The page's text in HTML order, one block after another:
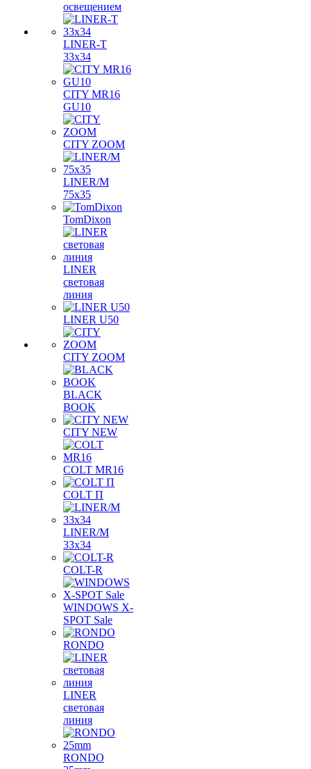
освещением
LINER-T
33x34
CITY MR16
GU10
CITY ZOOM
LINER/M
75х35
TomDixon
LINER
световая
линия
LINER U50
CITY ZOOM
BLACK
BOOK
CITY NEW
COLT MR16
COLT П
LINER/М
33х34
COLT-R
WINDOWS X-
SPOT Sale
RONDO
LINER
световая
линия
RONDO